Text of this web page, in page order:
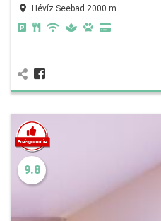
Hévíz Seebad 2000 m
9.8